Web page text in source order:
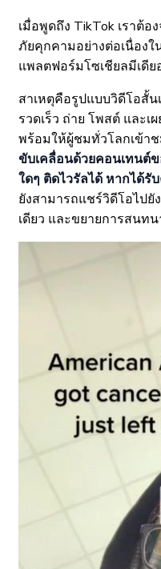
เมื่อพูดถึง TikTok เราต้
ภัยคุกคามอย่างต่อเนื่องใ
แพลตฟอร์มโซเชียลมีเดีย
สาเหตุคือรูปแบบวิดีโอสั้
รวดเร็ว ถ่าย โพสต์ และ
พร้อมให้ผู้ชมทั่วโลกเข้า
ขับเคลื่อนด้วยคอนเทนต์
ใดๆ ติดไวรัลได้ หากได้
ยังสามารถแชร์วิดีโอไปยั
เดียว และขยายการสนทน